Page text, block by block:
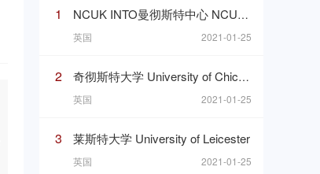
1 NCUK INTO曼彻斯特中心 NCUK INTO Manchester Centre
英国 2021-01-25
2 奇彻斯特大学 University of Chichester
英国 2021-01-25
3 莱斯特大学 University of Leicester
英国 2021-01-25